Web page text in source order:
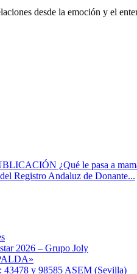
desde la emoción y el
¿Qué le pasa a
Registro Andaluz de Donante...
2026 – Grupo Joly
y 98585 ASEM (Sevilla)